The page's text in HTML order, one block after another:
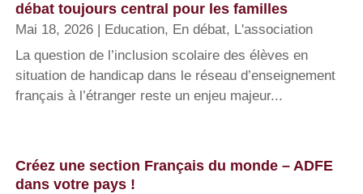
débat toujours central pour les familles
Mai 18, 2026 Education, En débat, L'association
La question de l’inclusion scolaire des élèves en
situation de handicap dans le réseau d’enseignement
français à l’étranger reste un enjeu majeur...
Créez une section Français du monde – ADFE
dans votre pays !